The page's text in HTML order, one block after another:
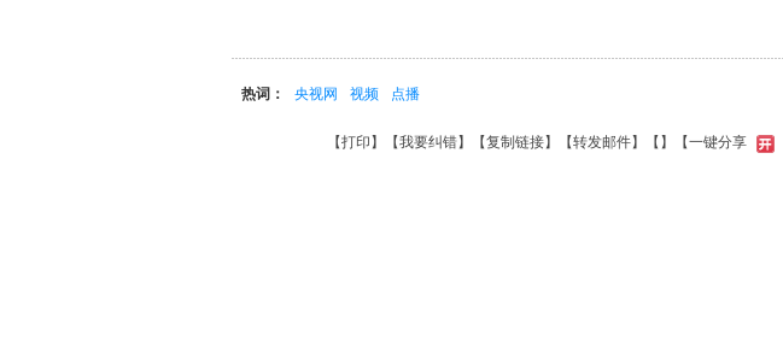
热词： 央视网 视频 点播
【打印 】【我要纠错】【复制链接】【转发邮件】【 】 【一键分享